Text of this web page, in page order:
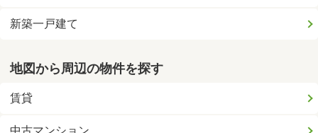
新築一戸建て
地図から周辺の物件を探す
賃貸